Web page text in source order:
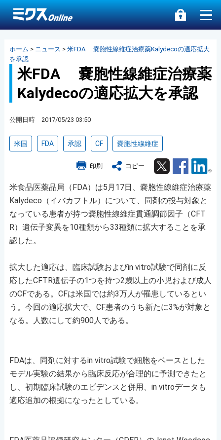
ホーム > ニュース > 米FDA 嚢胞性線維症治療薬Kalydecoの適応拡大
を承認
米FDA 嚢胞性線維症治療薬
Kalydecoの適応拡大を承認
公開日時 2017/05/23 03:50
米国 FDA 承認 CF 嚢胞性線維症
印刷 コピー Twitter Facebook
米食品医薬品局（FDA）は5月17日、嚢胞性線維症治療薬
Kalydeco（イバカフトル）について、同剤の投与対象と
なっている患者が持つ嚢胞性線維症貫通調節因子（CFT
R）遺伝子変異を10種類から33種類に拡大することを承
認した。
拡大した適応は、臨床試験およびin vitro試験で同剤に反
応したCFTR遺伝子の1つを持つ2歳以上の小児および成人
のCFである。CFは米国では約3万人が罹患しているとい
う。今回の適応拡大で、CF患者のうち新たに3%が対象と
なる。人数にして約900人である。
FDAは、同剤に対するin vitro試験で細胞をベースとした
モデル実験の結果から臨床反応が合理的に予測できたと
し、初期臨床試験のエビデンスと併用、in vitroデータも
適応追加の根拠になったとしている。